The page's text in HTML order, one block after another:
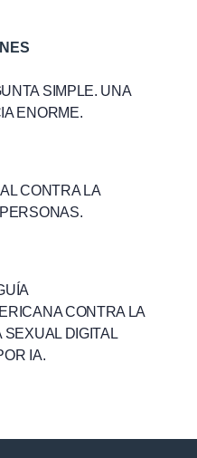
SIMPLE. UNA
ENORME.
CONTRA LA
CONTRA LA
SEXUAL DIGITAL
IA.